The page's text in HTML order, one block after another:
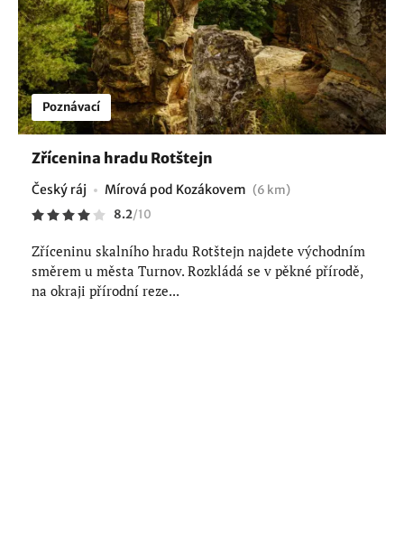
Poznávací
Zřícenina hradu Rotštejn
Český ráj Mírová pod Kozákovem (6 km)
8.2/10
Zříceninu skalního hradu Rotštejn najdete východním
směrem u města Turnov. Rozkládá se v pěkné přírodě,
na okraji přírodní reze...